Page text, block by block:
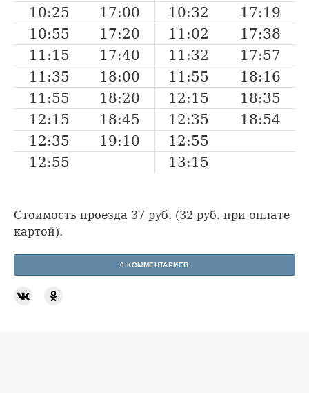
10:25
17:00 10:32
17:19
10:55
17:20 11:02
17:38
11:15
17:40 11:32
17:57
11:35
18:00 11:55
18:16
11:55
18:20 12:15
18:35
12:15
18:45 12:35
18:54
12:35
19:10
12:55
12:55
13:15
Стоимость проезда 37 руб. (32 руб. при оплате
картой).
0 КОММЕНТАРИЕВ